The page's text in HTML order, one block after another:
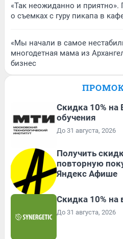
«Так неожиданно и
о съемках с гуру пикапа в
«Мы начали в самое
многодетная мама из
бизнес
Скидка 10%
обучения
До 31 августа, 2026
Получить
повторную
Яндекс Афише
Скидка 10% на
До 31 августа, 2026